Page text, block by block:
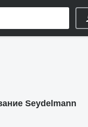
Seydelmann